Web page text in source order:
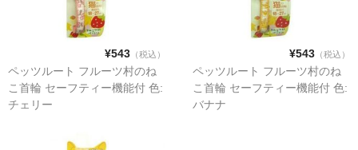
ウエットフード 缶詰
離乳食
流動食
ミルク 水
液体タイプ
¥543（税込）
ペッツルート フルーツ村のね
こ首輪 セーフティー機能付 色:
チェリー
¥543（税込）
ペッツルート フルーツ村のね
こ首輪 セーフティー機能付 色:
バナナ